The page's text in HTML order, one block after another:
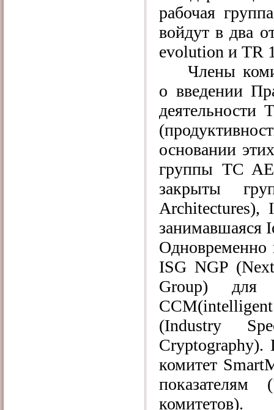
рабочая
войдут в два
evolution и TR
Члены
о введении
деятельности
основании
группы TC
закрыты
Architectures),
занимавшаяся
Одновременно
ISG NGP
Group) для
(Industry
Cryptography).
комитет
комитетов).